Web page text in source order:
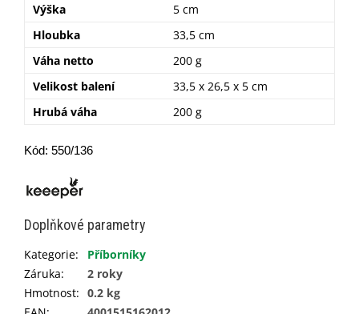
Výška
5 cm
Hloubka
33,5 cm
Váha netto
200 g
Velikost balení
33,5 x 26,5 x 5 cm
Hrubá váha
200 g
Kód: 550/136
Doplňkové parametry
Kategorie:
Příborníky
Záruka:
2 roky
Hmotnost: 0.2 kg